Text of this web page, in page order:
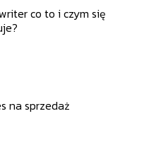
co to i czym się
na sprzedaż